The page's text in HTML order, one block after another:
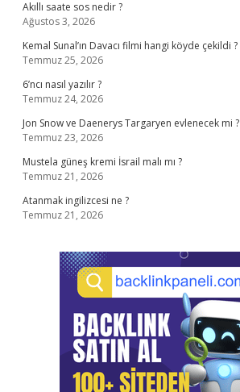
Akıllı saate sos nedir ?
Ağustos 3, 2026
Kemal Sunal’ın Davacı filmi hangi köyde çekildi ?
Temmuz 25, 2026
6’ncı nasıl yazılır ?
Temmuz 24, 2026
Jon Snow ve Daenerys Targaryen evlenecek mi ?
Temmuz 23, 2026
Mustela güneş kremi İsrail malı mı ?
Temmuz 21, 2026
Atanmak ingilizcesi ne ?
Temmuz 21, 2026